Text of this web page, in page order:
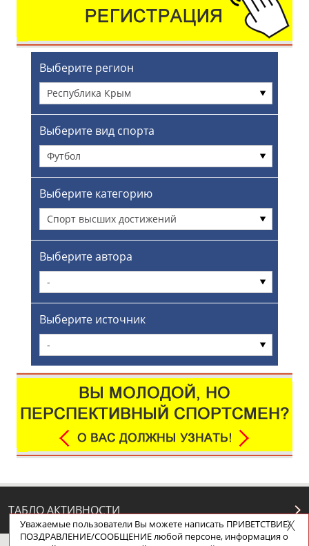
Выберите регион
Республика Крым
Выберите вид спорта
Футбол
Выберите категорию
Спорт высших достижений
Выберите автора
-
Выберите источник
-
ТАБЛО АКТИВНОСТИ
Уважаемые пользователи Вы можете написать ПРИВЕТСТВИЕ/
ПОЗДРАВЛЕНИЕ/СООБЩЕНИЕ любой персоне, информация о